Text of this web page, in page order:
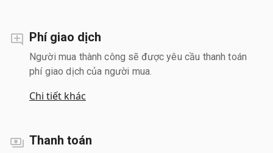
Phí giao dịch
Người mua thành công sẽ được yêu cầu thanh toán
phí giao dịch của người mua.
Chi tiết khác
Thanh toán